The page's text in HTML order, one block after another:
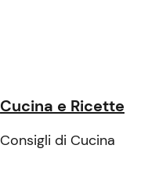
Cucina e Ricette
Consigli di Cucina